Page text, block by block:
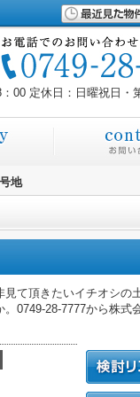
00 定休日：日曜祝日・
地
て頂きたいイチオシの
0749-28-7777から株式